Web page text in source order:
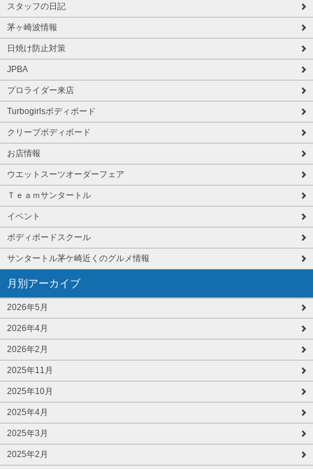
スタッフの日記
茅ヶ崎波情報
日焼け防止対策
JPBA
プロライダー来店
Turbogirlsボディボード
クリーブボディボード
お店情報
ウエットスーツオーダーフェア
Ｔｅａｍサンタートル
イベント
ボディボードスクール
サンタートル茅ケ崎近くのグルメ情報
月別アーカイブ
2026年5月
2026年4月
2026年2月
2025年11月
2025年10月
2025年4月
2025年3月
2025年2月